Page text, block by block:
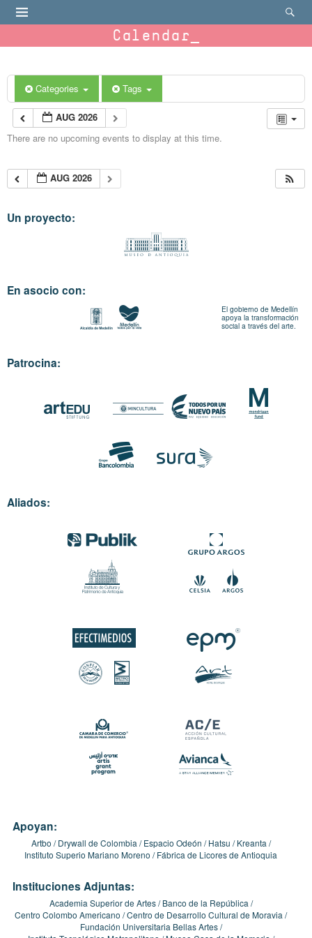
Calendar
Categories Tags
AUG 2026
There are no upcoming events to display at this time.
AUG 2026
Un proyecto:
En asocio con:
El gobierno de Medellín
apoya la transformación
social a través del arte.
Patrocina:
Aliados:
Apoyan:
Artbo Drywall de Colombia Espacio Odeón Hatsu
Kreanta
Instituto Superio Mariano Moreno
Fábrica de Licores de Antioquia
Instituciones Adjuntas:
Academia Superior de Artes
Banco de la República
Centro Colombo Americano Centro de Desarrollo Cultural de Moravia
Fundación Universitaria Bellas Artes